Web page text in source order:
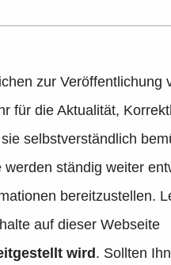
zur Veröffentlichung
für die Aktualität,
selbstverständlich
ständig weiter
bereitzustellen.
auf dieser Webseite
wird. Sollten